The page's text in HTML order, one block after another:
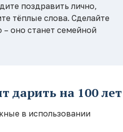
поздравить лично,
тёплые слова. Сделайте
оно станет семейной
дарить на 100 лет
в использовании